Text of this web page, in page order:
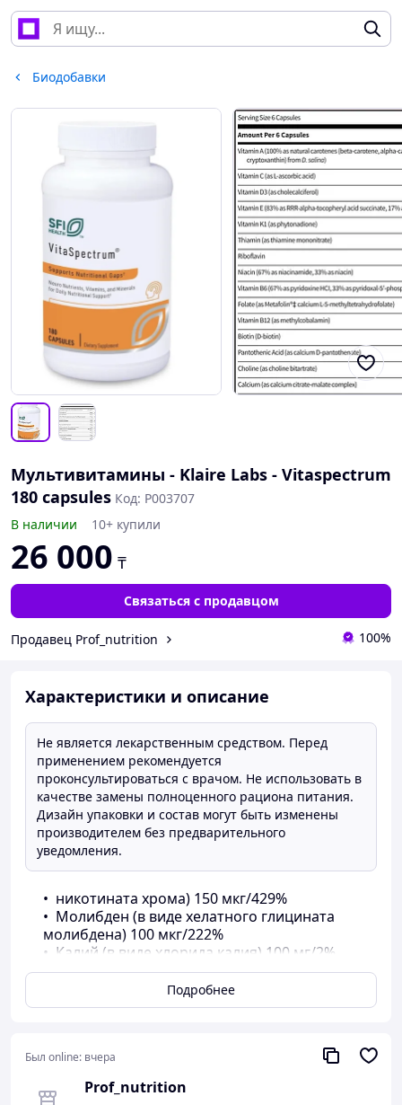
Биодобавки
Мультивитамины - Klaire Labs - Vitaspectrum
180 capsules Код: P003707
В наличии
10+ купили
26 000 ₸
Связаться с продавцом
Продавец Prof_nutrition 100%
Характеристики и описание
Не является лекарственным средством. Перед
применением рекомендуется
проконсультироваться с врачом. Не использовать в
качестве замены полноценного рациона питания.
Дизайн упаковки и состав могут быть изменены
производителем без предварительного
уведомления.
никотината хрома) 150 мкг/429%
Молибден (в виде хелатного глицината
молибдена) 100 мкг/222%
Калий (в виде хлорида калия) 100 мг/2%
Бор (в виде комплекса глицината бора) 2
Ванадий (в виде бисглицината
Комплекс цитрусовых биофлавоноидов
100 мг/*
(85 мг в виде экстракта цитрусовых
Подробнее
Был online: вчера
Prof_nutrition